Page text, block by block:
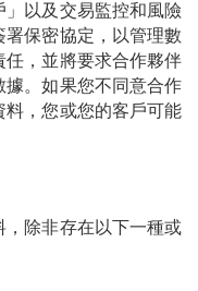
以及交易監控和風險
保密協定，以管理數
，並將要求合作夥伴
。如果您不同意合作
，您或您的客戶可能
除非存在以下一種或